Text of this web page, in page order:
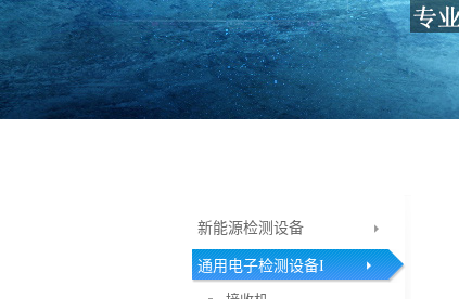
新能源检测设备
通用电子检测设备I